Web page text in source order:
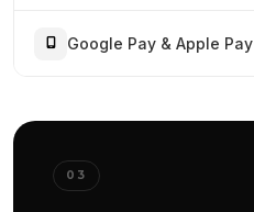
Google Pay & Apple Pay
03